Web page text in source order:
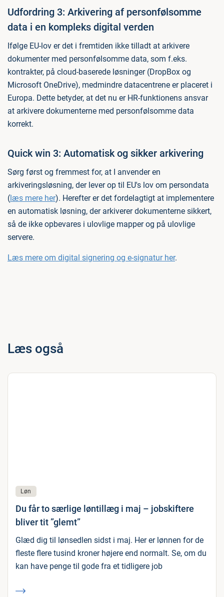
Udfordring 3: Arkivering af personfølsomme
data i en kompleks digital verden
Ifølge EU-lov er det i fremtiden ikke tilladt at arkivere
dokumenter med personfølsomme data, som f.eks.
kontrakter, på cloud-baserede løsninger (DropBox og
Microsoft OneDrive), medmindre datacentrene er placeret i
Europa. Dette betyder, at det nu er HR-funktionens ansvar
at arkivere dokumenterne med personfølsomme data
korrekt.
Quick win 3: Automatisk og sikker arkivering
Sørg først og fremmest for, at I anvender en
arkiveringsløsning, der lever op til EU's lov om persondata
(læs mere her). Herefter er det fordelagtigt at implementere
en automatisk løsning, der arkiverer dokumenterne sikkert,
så de ikke opbevares i ulovlige mapper og på ulovlige
servere.
Læs mere om digital signering og e-signatur her.
Læs også
Løn
Du får to særlige løntillæg i maj – jobskiftere
bliver tit ”glemt”
Glæd dig til lønsedlen sidst i maj. Her er lønnen for de
fleste flere tusind kroner højere end normalt. Se, om du
kan have penge til gode fra et tidligere job